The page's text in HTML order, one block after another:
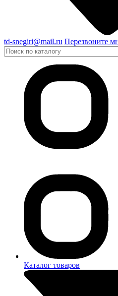
td-snegiri@mail.ru Перезвоните
Каталог товаров